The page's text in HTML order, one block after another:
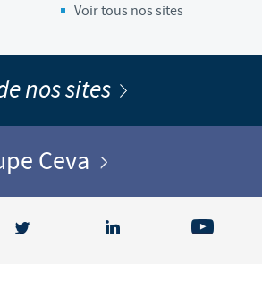
Voir tous nos sites
nos sites
Ceva